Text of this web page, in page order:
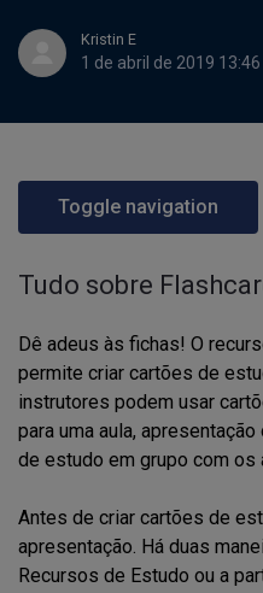
Kristin E
1 de abril de 2019 13:46
Toggle navigation
Tudo sobre
Dê adeus às fichas! O
permite criar cartões de
instrutores podem usar
para uma aula,
de estudo em grupo com os
Antes de criar cartões de
apresentação. Há duas
Recursos de Estudo ou a